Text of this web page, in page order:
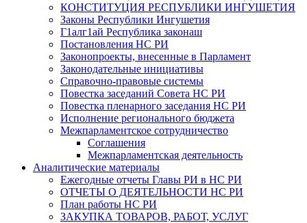
КОНСТИТУЦИЯ РЕСПУБЛИКИ ИНГУШЕТИЯ
Законы Республики Ингушетия
Г1алг1ай Республика законаш
Постановления НС РИ
Законопроекты, внесенные в Парламент
Законодательные инициативы
Справочно-правовые системы
Повестка заседаний Совета НС РИ
Повестка пленарного заседания НС РИ
Исполнение регионального бюджета
Межпарламентское сотрудничество
Соглашения
Межпарламентская деятельность
Аналитические материалы
Ежегодные отчеты Главы РИ в НС РИ
ОТЧЕТЫ О ДЕЯТЕЛЬНОСТИ НС РИ
План работы НС РИ
ЗАКУПКА ТОВАРОВ, РАБОТ, УСЛУГ